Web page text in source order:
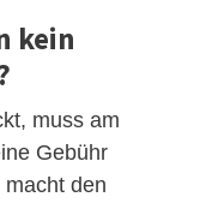
kein
muss am
Gebühr
den